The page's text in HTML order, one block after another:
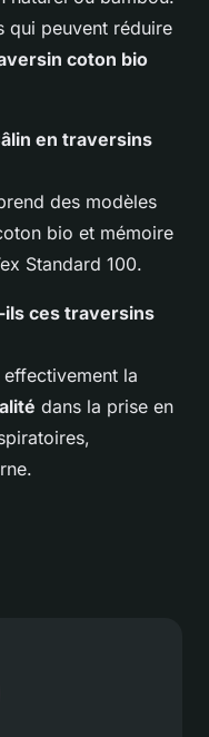
qui peuvent réduire
coton bio
en traversins
des modèles
bio et mémoire
Standard 100.
ils ces traversins
la
dans la prise en